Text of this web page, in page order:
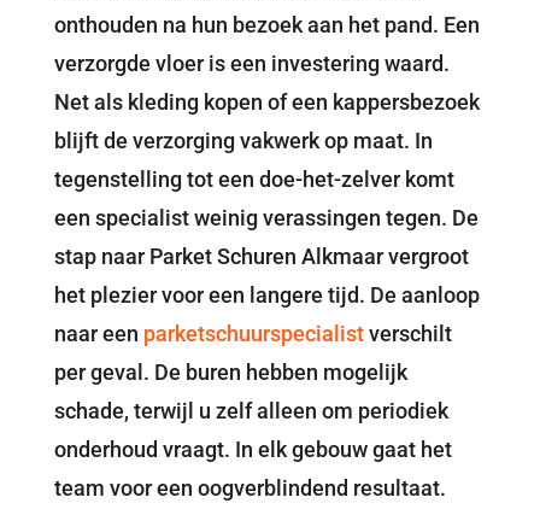
onthouden na hun bezoek aan het pand. Een
verzorgde vloer is een investering waard.
Net als kleding kopen of een kappersbezoek
blijft de verzorging vakwerk op maat. In
tegenstelling tot een doe-het-zelver komt
een specialist weinig verassingen tegen. De
stap naar Parket Schuren Alkmaar vergroot
het plezier voor een langere tijd. De aanloop
naar een parketschuurspecialistverschilt
per geval. De buren hebben mogelijk
schade, terwijl u zelf alleen om periodiek
onderhoud vraagt. In elk gebouw gaat het
team voor een oogverblindend resultaat.